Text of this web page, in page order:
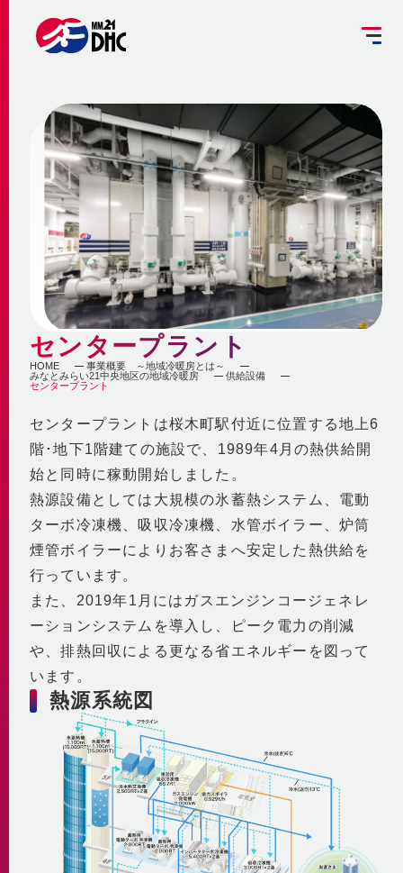
設備管理受託のご案内
お客さま専用ページ
JP EN
小 中 大
INFORMATION
お知らせ
メディア
更新情報
熱供給
ご挨拶
みなとみらい21熱供給のサステナビリティ
脱炭素への取組み
脱炭素関連サービスの提供
最新鋭設備の導入
省エネ・省コストの両立
BCP
非常時を含めた安定供給
BCP基本計画
地域連携
地域への参画
教育機関との連携
地域貢献活動
人材育成と多様な働き方
取得認証
事業概要 ～地域冷暖房とは～
地域冷暖房の仕組み
個別冷暖房との相違点
街づくりへの貢献
経済性
環境性
みなとみらい21中央地区の地域冷暖房
供給エリア
供給設備
センタープラント
第2プラント
第3プラント
主要設備
地域導管
会社紹介動画
企業情報
会社概要
事業沿革
企業理念・行動指針
2030ビジョン
決算情報・熱販売状況
各種公開情報
建築物省エネ法
地球温暖化対策計画書
省エネ法 定期報告書・中長期計画書
熱供給事業者別排出係数
横浜市環境保全協定
パートナーシップ構築宣言
1分でわかるみなとみらい21熱供給
メニューを閉じる
センタープラント
HOME
事業概要 ～地域冷暖房とは～
みなとみらい21中央地区の地域冷暖房
供給設備
センタープラント
センタープラントは桜木町駅付近に位置する地上6
階･地下1階建ての施設で、1989年4月の熱供給開
始と同時に稼動開始しました。
熱源設備としては大規模の氷蓄熱システム、電動
ターボ冷凍機、吸収冷凍機、水管ボイラー、炉筒
煙管ボイラーによりお客さまへ安定した熱供給を
行っています。
また、2019年1月にはガスエンジンコージェネレ
ーションシステムを導入し、ピーク電力の削減
や、排熱回収による更なる省エネルギーを図って
います。
熱源系統図